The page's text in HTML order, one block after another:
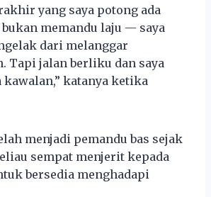
yang saya potong ada
bukan memandu laju — saya
dari melanggar
Tapi jalan berliku dan saya
katanya ketika
menjadi pemandu bas sejak
sempat menjerit kepada
bersedia menghadapi